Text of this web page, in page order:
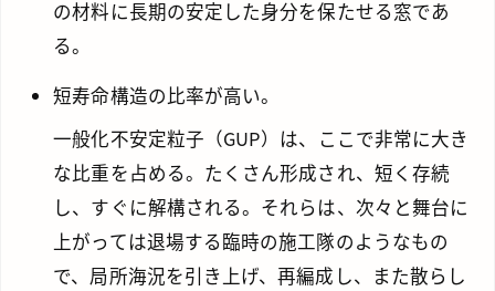
の材料に長期の安定した身分を保たせる窓であ
る。
短寿命構造の比率が高い。
一般化不安定粒子（GUP）は、ここで非常に大き
な比重を占める。たくさん形成され、短く存続
し、すぐに解構される。それらは、次々と舞台に
上がっては退場する臨時の施工隊のようなもの
で、局所海況を引き上げ、再編成し、また散らし